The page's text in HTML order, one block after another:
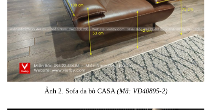
Ảnh 2. Sofa da bò CASA (Mã: VD40895-2)